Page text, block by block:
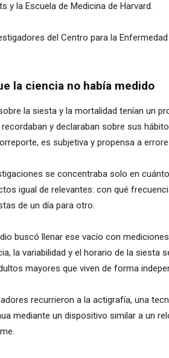
y la Escuela de Medicina de Harvard.
del Centro para la
la ciencia no había medido
la siesta y la mortalidad tenían un
y declaraban sobre sus
es subjetiva y propensa a
se concentraba solo en
igual de relevantes: con qué
de un día para otro.
buscó llenar ese vacío con
la variabilidad y el horario de la siesta
mayores que viven de forma
recurrieron a la actigrafía, una
mediante un dispositivo similar a un